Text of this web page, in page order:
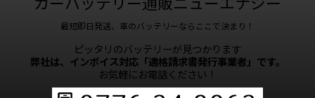
最短即日発送、車のバッテリーならここで決まり！
ピッタリのバッテリーが見つかります
弊社は、インボイス対応「適格請求書発行事業者」です。
お気軽にお電話ください！